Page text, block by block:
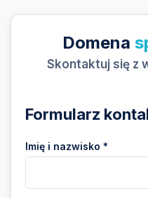
Domena
Skontaktuj się z
Formularz
Imię i nazwisko *